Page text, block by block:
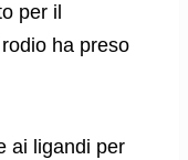
per il
ha preso
ai ligandi per